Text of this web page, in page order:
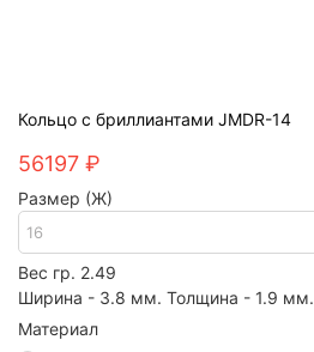
Кольцо с бриллиaнтами JMDR-14
56197 ₽
Размер (Ж)
Вес гр. 2.49
Ширина - 3.8 мм. Толщина - 1.9 мм.
Материал